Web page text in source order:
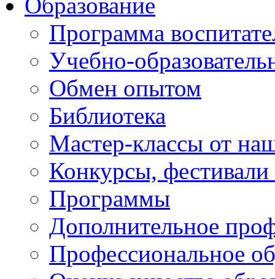
Программа
Учебно-
Обмен опытом
Библиотека
Мастер-классы от
Конкурсы,
Программы
Дополнительное
Профессиональное